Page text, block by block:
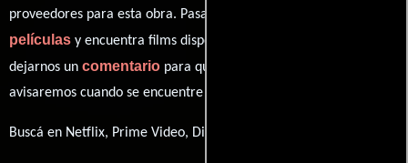
proveedores para esta obra. Pasa por nuestro catálogo de
películas y encuentra films disponibles. También puedes
dejarnos un comentario para que le demos prioridad y te
avisaremos cuando se encuentre disponible
Buscá en Netflix, Prime Video, Disney+